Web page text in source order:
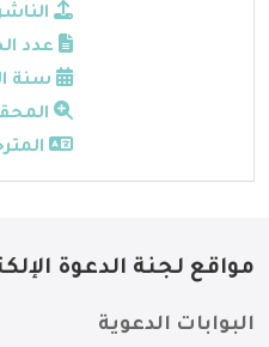
عدد
سنة
مواقع لجنة الدعوة
البوابات الدعوية